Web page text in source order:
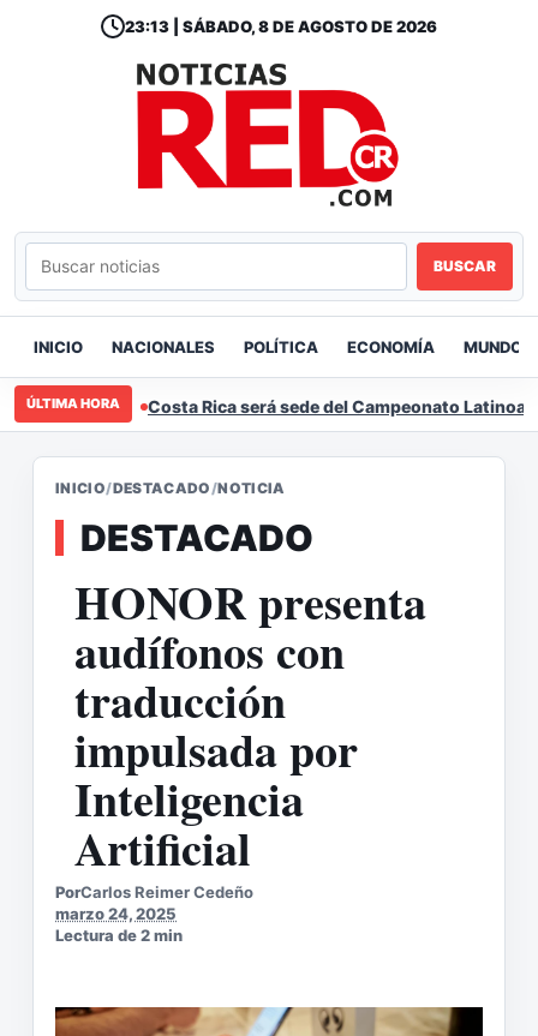
23:13 | SÁBADO, 8 DE AGOSTO DE 2026
BUSCAR
INICIO NACIONALES POLÍTICA ECONOMÍA MUNDO
ÚLTIMA HORA Costa Rica será sede del Campeonato
INICIO/DESTACADO /NOTICIA
DESTACADO
HONOR presenta
audífonos con
traducción
impulsada por
Inteligencia
Artificial
PorCarlos Reimer Cedeño
marzo 24, 2025
Lectura de 2 min